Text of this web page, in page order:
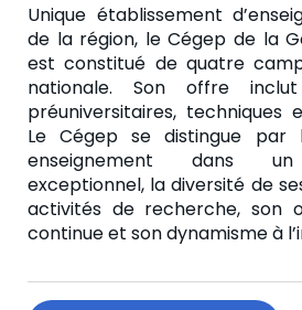
Unique établissement
de la région, le Cégep de la
est constitué de quatre
nationale. Son offre
préuniversitaires, techniques
Le Cégep se distingue
enseignement dans un
exceptionnel, la diversité de
activités de recherche, son
continue et son dynamisme à